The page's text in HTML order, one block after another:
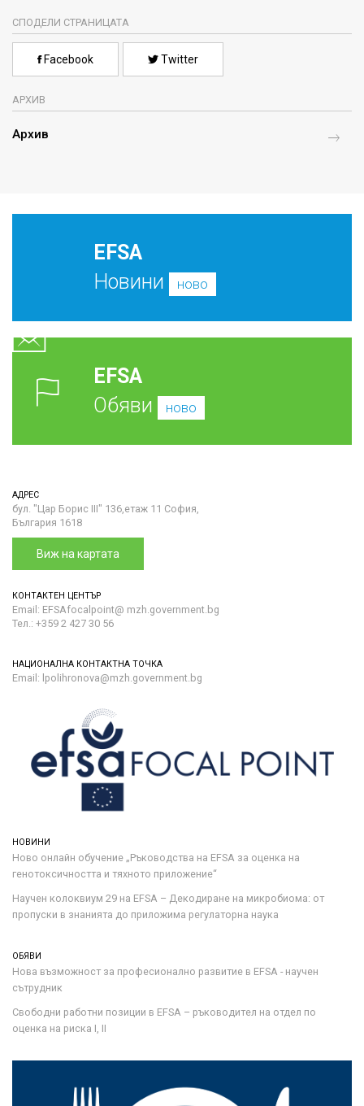
СПОДЕЛИ СТРАНИЦАТА
Facebook Twitter
АРХИВ
Архив
EFSA
Новини
ново
EFSA
Обяви
ново
АДРЕС
бул. "Цар Борис III" 136,етаж 11 София,
България 1618
Виж на картата
КОНТАКТЕН ЦЕНТЪР
Email: EFSAfocalpoint@ mzh.government.bg
Тел.: +359 2 427 30 56
НАЦИОНАЛНА КОНТАКТНА ТОЧКА
Email: lpolihronova@mzh.government.bg
НОВИНИ
Ново онлайн обучение „Ръководства на ЕFSA за оценка на
генотоксичността и тяхното приложение“
Научен колоквиум 29 на EFSA – Декодиране на микробиома: от
пропуски в знанията до приложима регулаторна наука
ОБЯВИ
Нова възможност за професионално развитие в EFSA - научен
сътрудник
Свободни работни позиции в EFSA – ръководител на отдел по
оценка на риска I, II